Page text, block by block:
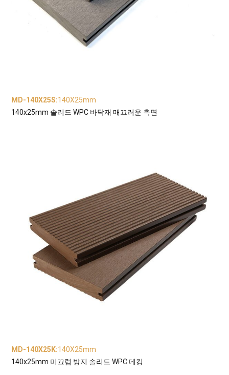
MD-140X25S:140X25mm
140x25mm 솔리드 WPC 바닥재 매끄러운 측면
MD-140X25K:140X25mm
140x25mm 미끄럼 방지 솔리드 WPC 데킹